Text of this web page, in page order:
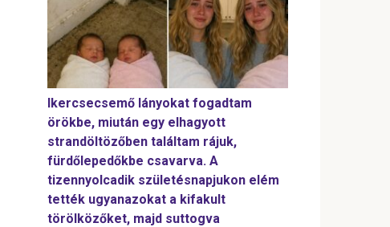
Ikercsecsemő lányokat fogadtam
örökbe, miután egy elhagyott
strandöltözőben találtam rájuk,
fürdőlepedőkbe csavarva. A
tizennyolcadik születésnapjukon elém
tették ugyanazokat a kifakult
törölközőket, majd suttogva